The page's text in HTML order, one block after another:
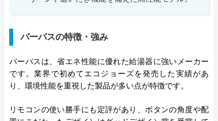
パーパスの特徴・強み
パーパスは、省エネ性能に優れた給湯器に強いメーカー
です。業界で初めてエコジョーズを発売した実績があ
り、環境性能を重視した製品が多い点が特徴です。
リモコンの使い勝手にも定評があり、ボタンの角度や配